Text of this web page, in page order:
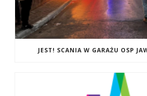
JEST! SCANIA W GARAŻU OSP